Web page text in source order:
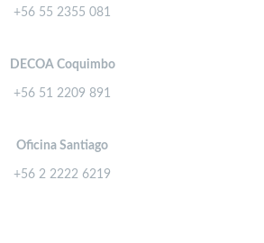
+56 55 2355 081
DECOA Coquimbo
+56 51 2209 891
Oficina Santiago
+56 2 2222 6219